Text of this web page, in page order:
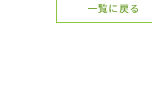
一覧に戻る